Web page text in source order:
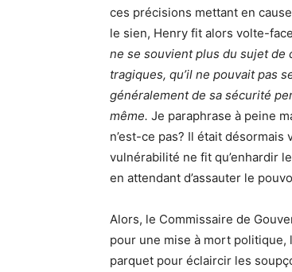
ces précisions mettant en
le sien, Henry fit alors volte-
ne se souvient plus du sujet de
tragiques, qu’il ne pouvait pas
généralement de sa sécurité
même. Je paraphrase à peine
n’est-ce pas? Il était
vulnérabilité ne fit qu’enhardir
en attendant d’assauter le
Alors, le Commissaire de
pour une mise à mort politique,
parquet pour éclaircir les